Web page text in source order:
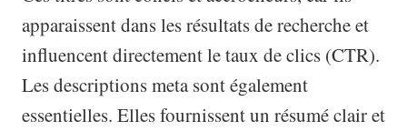
apparaissent dans les résultats de recherche et
influencent directement le taux de clics (CTR).
Les descriptions meta sont également
essentielles. Elles fournissent un résumé clair et